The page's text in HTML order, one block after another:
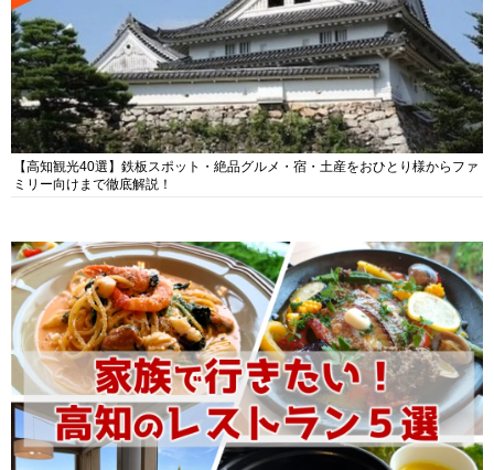
【高知観光40選】鉄板スポット・絶品グルメ・宿・土産をおひとり様からファ
ミリー向けまで徹底解説！